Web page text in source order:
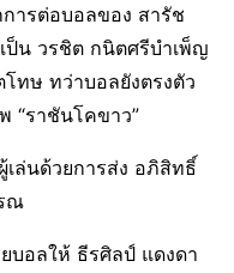
ารต่อบอลของ สารัช
ป็น วรชิต กนิตศรีบำเพ็ญ
ทษ ทว่าบอลยังตรงตัว
“ราชันโคขาว”
ล่นด้วยการส่ง อภิสิทธิ์
ณ
บอลให้ ธีรศิลป์ แดงดา